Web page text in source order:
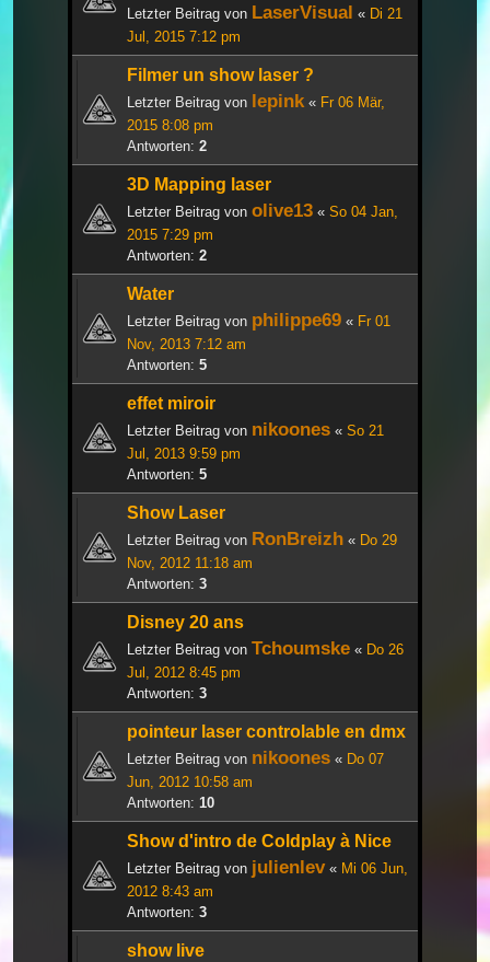
Letzter Beitrag von LaserVisual « Di 21
Jul, 2015 7:12 pm
Filmer un show laser ?
Letzter Beitrag von lepink« Fr 06 Mär,
2015 8:08 pm
Antworten: 2
3D Mapping laser
Letzter Beitrag von olive13 « So 04 Jan,
2015 7:29 pm
Antworten: 2
Water
Letzter Beitrag von philippe69 « Fr 01
Nov, 2013 7:12 am
Antworten: 5
effet miroir
Letzter Beitrag von nikoones « So 21
Jul, 2013 9:59 pm
Antworten: 5
Show Laser
Letzter Beitrag von RonBreizh « Do 29
Nov, 2012 11:18 am
Antworten: 3
Disney 20 ans
Letzter Beitrag von Tchoumske « Do 26
Jul, 2012 8:45 pm
Antworten: 3
pointeur laser controlable en dmx
Letzter Beitrag von nikoones « Do 07
Jun, 2012 10:58 am
Antworten: 10
Show d'intro de Coldplay à Nice
Letzter Beitrag von julienlev« Mi 06 Jun,
2012 8:43 am
Antworten: 3
show live